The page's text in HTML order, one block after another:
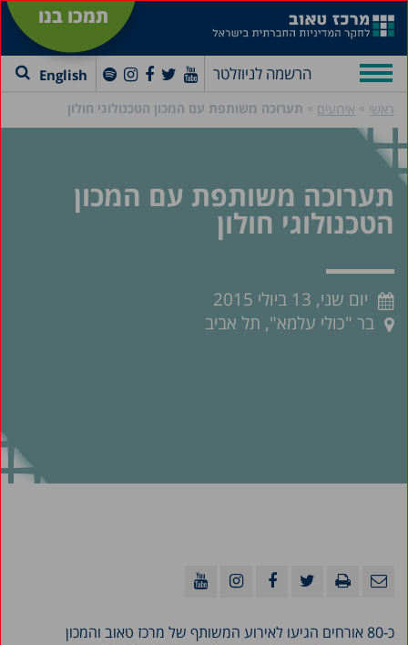
תמכו בנו
הרשמה לניוזלטר English
ראשי » אירועים » תערוכה משותפת עם המכון הטכנולוגי חולון
תערוכה משותפת עם המכון
הטכנולוגי חולון
יום שני, 13 ביולי 2015
בר "כולי עלמא", תל אביב
כ-80 אורחים הגיעו לאירוע המשותף של מרכז טאוב והמכון